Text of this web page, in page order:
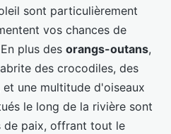
sont particulièrement
vos chances de
plus des orangs-outans,
abrite des crocodiles, des
une multitude d'oiseaux
le long de la rivière sont
de paix, offrant tout le